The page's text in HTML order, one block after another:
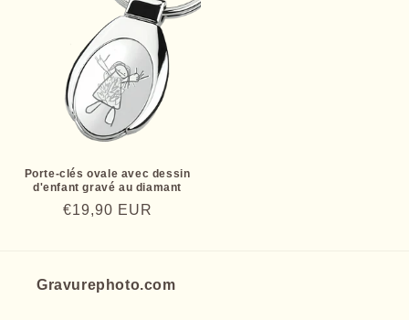
Porte-clés ovale avec dessin
d'enfant gravé au diamant
Prix
€19,90 EUR
Gravurephoto.com